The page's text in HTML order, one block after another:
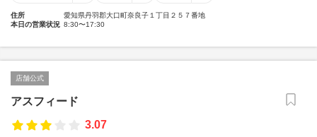
住所
愛知県丹羽郡大口町奈良子１丁目２５７番地
本日の営業状況 8:30〜17:30
店舗公式
アスフィード
3.07